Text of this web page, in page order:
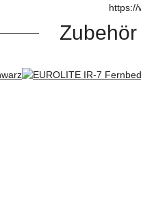
https://
Zubehör